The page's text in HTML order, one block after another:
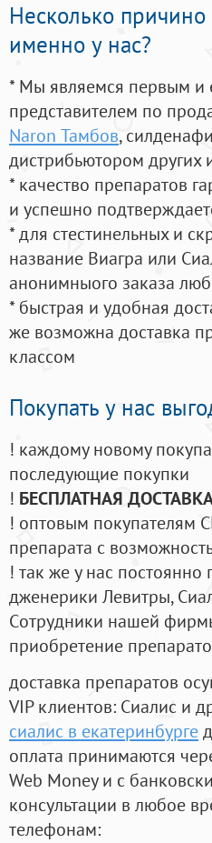
Несколько
именно у нас?
* Мы являемся первым и
представителем по
Naron Тамбов,
дистрибьютором других
* качество препаратов
и успешно
* для стестинельных и
название Виагра или
анонимныого заказа
* быстрая и удобная
же возможна доставка
классом
Покупать у нас
! каждому новому
последующие покупки
! БЕСПЛАТНАЯ
! оптовым
препарата с
! так же у нас
дженерики Левитры,
Cотрудники нашей
приобретение
доставка препаратов
VIP клиентов: Сиалис и
сиалис в екатеринбурге
оплата принимаются
Web Money и с
консультации в любое
телефонам: